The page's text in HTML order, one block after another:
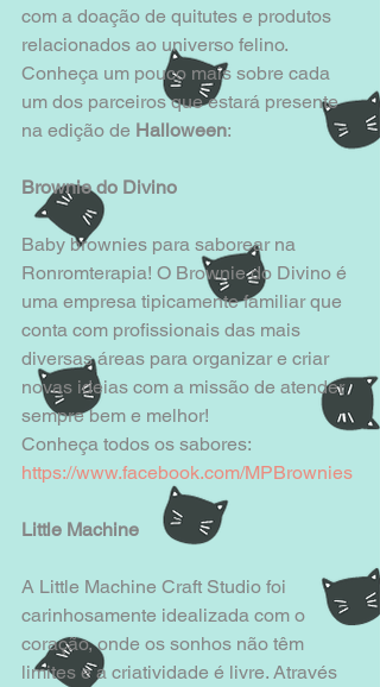
com a doação de quitutes e produtos
relacionados ao universo felino.
Conheça um pouco mais sobre cada
um dos parceiros que estará presente
na edição de Halloween:
Brownie do Divino
Baby brownies para saborear na
Ronromterapia! O Brownie do Divino é
uma empresa tipicamente familiar que
conta com profissionais das mais
diversas áreas para organizar e criar
novas ideias com a missão de atender
sempre bem e melhor!
Conheça todos os sabores:
https://www.facebook.com/MPBrownies
Little Machine
A Little Machine Craft Studio foi
carinhosamente idealizada com o
coração, onde os sonhos não têm
limites e a criatividade é livre. Através